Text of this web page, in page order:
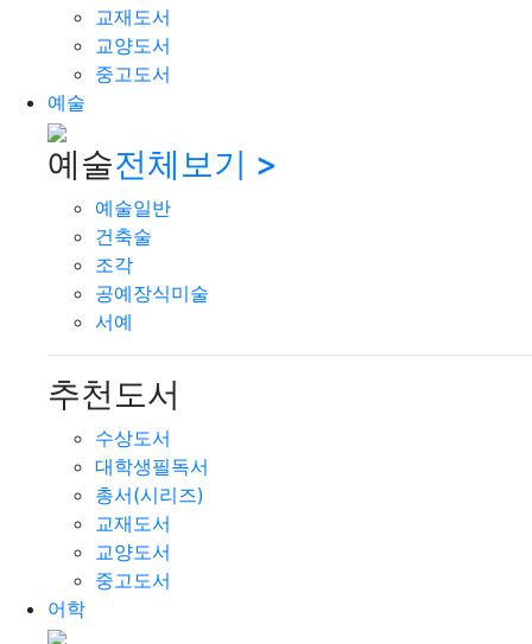
교재도서
교양도서
중고도서
예술
예술전체보기 >
예술일반
건축술
조각
공예장식미술
서예
추천도서
수상도서
대학생필독서
총서(시리즈)
교재도서
교양도서
중고도서
어학